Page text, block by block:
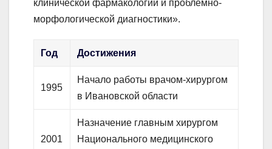
клинической фармакологии и проблемно-
морфологической диагностики».
Год Достижения
1995
Начало работы врачом-хирургом
в Ивановской области
2001
Назначение главным хирургом
Национального медицинского